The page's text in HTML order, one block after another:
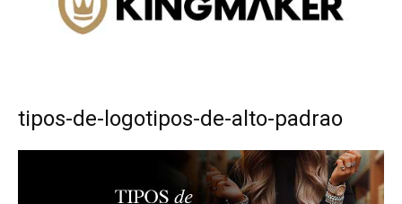
Agência
de
tipos-de-logotipos-de-alto-padrao